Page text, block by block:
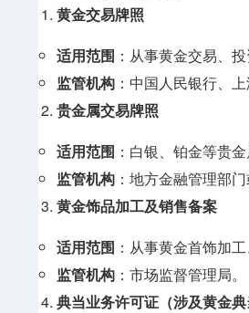
黄金交易牌照
适用范围 ：从事黄金交易、
监管机构 ：中国人民银行、
贵金属交易牌照
适用范围 ：白银、铂金等贵
监管机构 ：地方金融管理部门
黄金饰品加工及销售备案
适用范围 ：从事黄金首饰加
监管机构 ：市场监督管理局。
典当业务许可证（涉及黄金典